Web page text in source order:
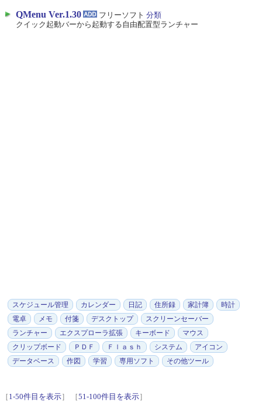
QMenu Ver.1.30 フリーソフト 分類
クイック起動バーから起動する自由配置型ランチャー
スケジュール管理 カレンダー 日記 住所録 家計簿
時計
電卓
メモ 付箋 デスクトップ
スクリーンセーバー
ランチャー
エクスプローラ拡張 キーボード
マウス
クリップボード
ＰＤＦ Ｆｌａｓｈ システム
アイコン
データベース
作図 学習 専用ソフト その他ツール
［ 1-50件目を表示］ ［51-100件目を表示］